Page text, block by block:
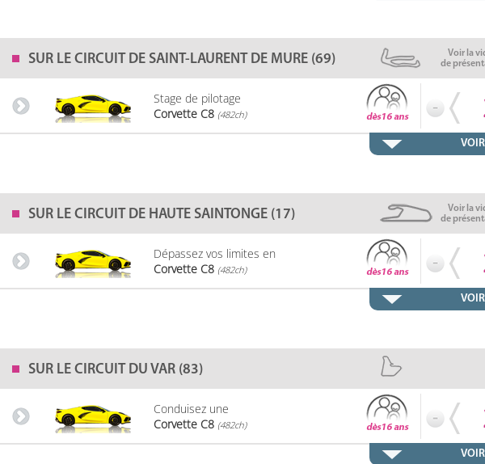
SUR LE CIRCUIT DE SAINT-LAURENT DE MURE (69)
Voir la
de
Stage de pilotage
Corvette C8 (482ch)
SUR LE CIRCUIT DE HAUTE SAINTONGE (17)
Voir la
de
Dépassez vos limites en
Corvette C8 (482ch)
SUR LE CIRCUIT DU VAR (83)
Conduisez une
Corvette C8 (482ch)